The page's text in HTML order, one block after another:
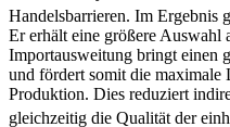
Das WTO-System fördert den
Handelsbarrieren. Im Ergebnis
Er erhält eine größere Auswahl
Importausweitung bringt einen
und fördert somit die maximale
Produktion. Dies reduziert